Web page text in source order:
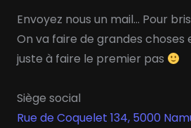
Envoyez nous un mail… Pour
On va faire de grandes choses
juste à faire le premier pas
Siège social
Rue de Coquelet 134, 5000